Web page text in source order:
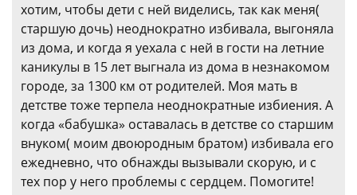
хотим, чтобы дети с ней виделись, так как меня(
старшую дочь) неоднократно избивала, выгоняла
из дома, и когда я уехала с ней в гости на летние
каникулы в 15 лет выгнала из дома в незнакомом
городе, за 1300 км от родителей. Моя мать в
детстве тоже терпела неоднократные избиения. А
когда «бабушка» оставалась в детстве со старшим
внуком( моим двоюродным братом) избивала его
ежедневно, что обнажды вызывали скорую, и с
тех пор у него проблемы с сердцем. Помогите!